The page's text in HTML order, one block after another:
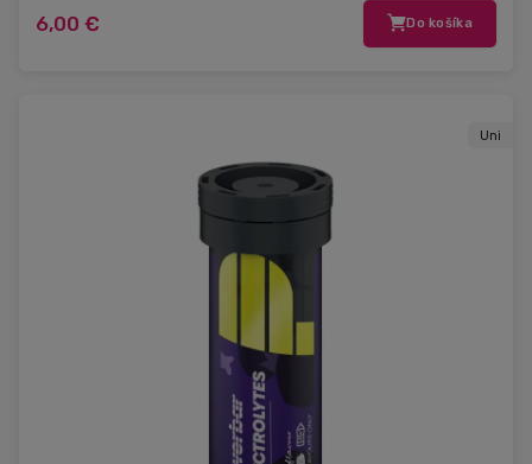
6,00 € Do košíka
Uni